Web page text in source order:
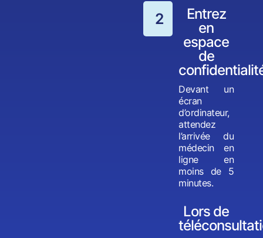
2
Entrez
en
espace
de
Devant un
écran
d’ordinateur,
attendez
l’arrivée du
médecin en
ligne en
moins de 5
minutes.
Lors de